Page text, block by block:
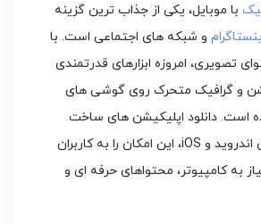
با موبایل، یکی از جذاب ترین گزینه
و شبکه های اجتماعی است. با
تصویری، امروزه ابزارهای قدرتمندی
و گرافیک متحرک روی گوشی های
است. دانلود اپلیکیشن های ساخت
برای اندروید و iOS، این امکان را به کاربران
به کامپیوتر، محتواهای حرفه ای و